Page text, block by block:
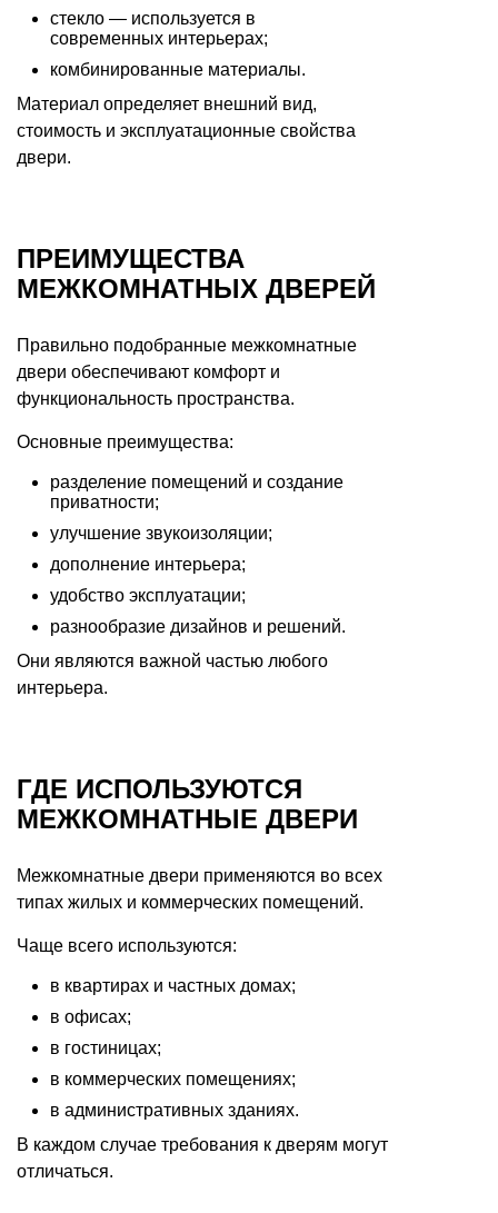
стекло — используется в
современных интерьерах;
комбинированные материалы.
Материал определяет внешний вид,
стоимость и эксплуатационные свойства
двери.
ПРЕИМУЩЕСТВА
МЕЖКОМНАТНЫХ ДВЕРЕЙ
Правильно подобранные межкомнатные
двери обеспечивают комфорт и
функциональность пространства.
Основные преимущества:
разделение помещений и создание
приватности;
улучшение звукоизоляции;
дополнение интерьера;
удобство эксплуатации;
разнообразие дизайнов и решений.
Они являются важной частью любого
интерьера.
ГДЕ ИСПОЛЬЗУЮТСЯ
МЕЖКОМНАТНЫЕ ДВЕРИ
Межкомнатные двери применяются во всех
типах жилых и коммерческих помещений.
Чаще всего используются:
в квартирах и частных домах;
в офисах;
в гостиницах;
в коммерческих помещениях;
в административных зданиях.
В каждом случае требования к дверям могут
отличаться.